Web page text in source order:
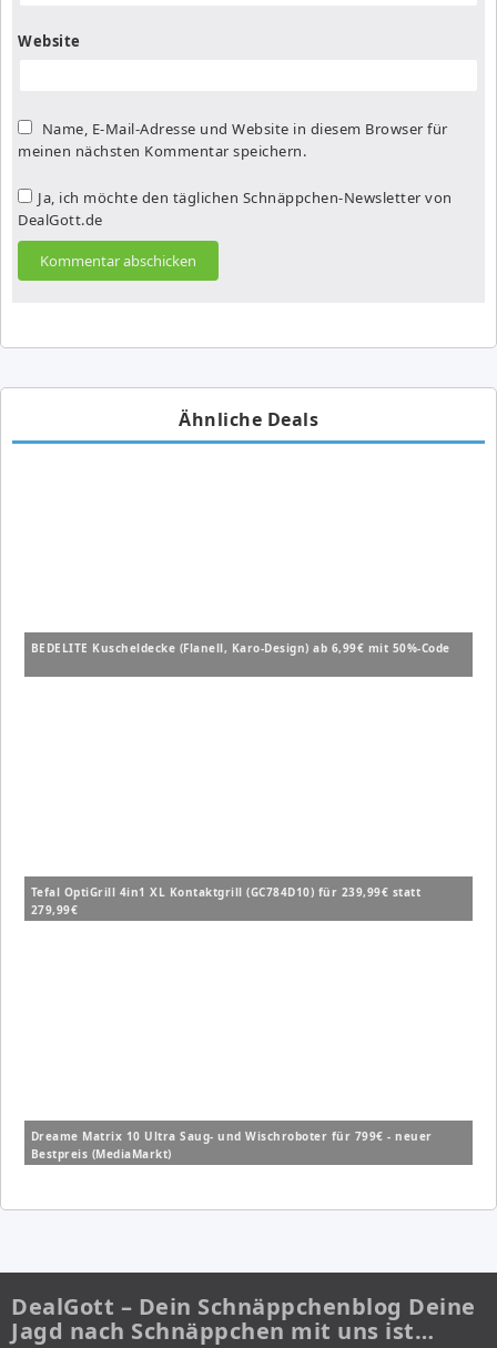
Website
Name, E-Mail-Adresse und Website in diesem Browser für
meinen nächsten Kommentar speichern.
Ja, ich möchte den täglichen Schnäppchen-Newsletter von
DealGott.de
Ähnliche Deals
BEDELITE Kuscheldecke (Flanell, Karo-Design) ab 6,99€ mit 50%-Code
Tefal OptiGrill 4in1 XL Kontaktgrill (GC784D10) für 239,99€ statt
279,99€
Dreame Matrix 10 Ultra Saug- und Wischroboter für 799€ - neuer
Bestpreis (MediaMarkt)
DealGott – Dein Schnäppchenblog Deine
Jagd nach Schnäppchen mit uns ist…